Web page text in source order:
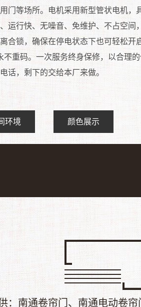
门等场所。电机采用新型管状电机，
运行快、无噪音、免维护、不占空间，
合锁，确保在停电状态下也可轻松开
不重码。一次服务终身保修，以合理
话，剩下的交给本厂来做。
环境 颜色展示
：南通卷帘门、南通电动卷